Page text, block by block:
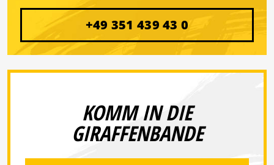
+49 351 439 43 0
KOMM IN DIE
GIRAFFENBANDE